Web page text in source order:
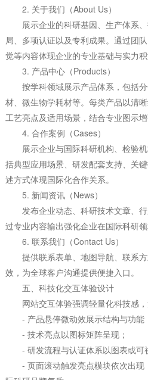
2. 关于我们（About Us）
展示企业的科研基因、生产体系、
局、多项认证以及专利成果。通过团
觉等内容体现企业的专业基础与实力积
3. 产品中心（Products）
按学科领域展示产品体系，包括分
材、微生物学耗材等。每类产品以清
工艺亮点及适用场景，结合专业图示增
4. 合作案例（Cases）
展示企业与国际科研机构、检验机
括典型应用场景、研发配套支持、关
述方式体现国际化合作关系。
5. 新闻资讯（News）
发布企业动态、科研技术文章、行
过专业内容输出强化企业在国际科研领
6. 联系我们（Contact Us）
提供联系表单、地图导航、联系方
效，为全球客户沟通提供便捷入口。
五、科技化交互体验设计
网站交互体验强调轻量化科技感，
- 产品悬停微动效展示结构与功能
- 技术亮点以图标矩阵呈现；
- 研发流程与认证体系以图表或可
- 页面滚动触发亮点模块依次出现